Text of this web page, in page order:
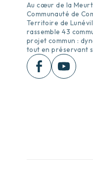
Au cœur de la
Communauté de
Territoire de
rassemble 43
projet commun :
tout en préservant